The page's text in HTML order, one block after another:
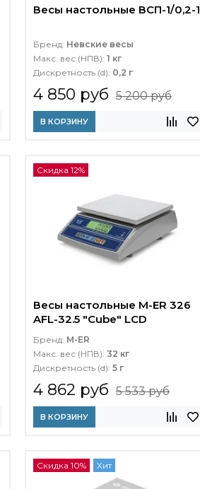
Весы настольные ВСП-1/0,2-1
Бренд: Невские весы
Макс. вес (НПВ): 1 кг
Дискретность (d): 0,2 г
4 850 руб 5 200 руб
В КОРЗИНУ
Скидка 12%
Весы настольные M-ER 326
AFL-32.5 "Cube" LCD
Бренд: M-ER
Макс. вес (НПВ): 32 кг
Дискретность (d): 5 г
4 862 руб 5 533 руб
В КОРЗИНУ
Скидка 10% Хит